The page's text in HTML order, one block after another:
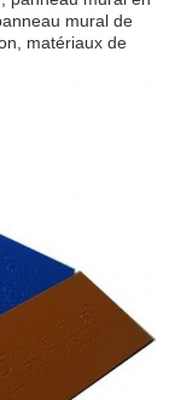
mural de
matériaux de